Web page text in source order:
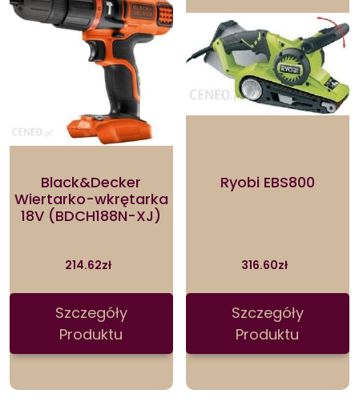
Black&Decker
Wiertarko-wkrętarka
18V (BDCH188N-XJ)
214.62zł
Szczegóły
Produktu
Ryobi EBS800
316.60zł
Szczegóły
Produktu